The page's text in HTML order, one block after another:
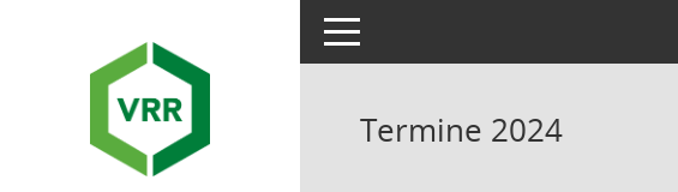
Toggle navigation
Termine 2024